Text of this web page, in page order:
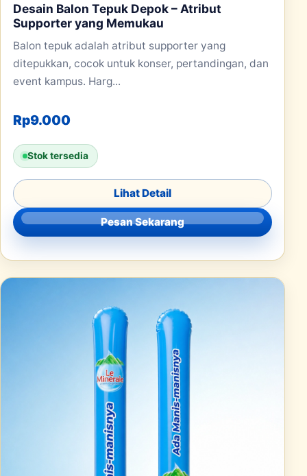
Desain Balon Tepuk Depok – Atribut
Supporter yang Memukau
Balon tepuk adalah atribut supporter yang
ditepukkan, cocok untuk konser, pertandingan, dan
event kampus. Harg...
Rp9.000
Stok tersedia
Lihat Detail
Pesan Sekarang